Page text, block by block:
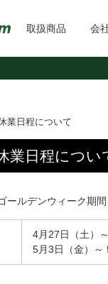
取扱商品 会
業日程について
業日程につい
ールデンウィーク期
4月27日（土）
5月3日（金）～